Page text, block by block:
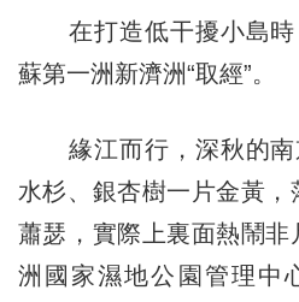
在打造低干擾小島時
蘇第一洲新濟洲“取經”。
緣江而行，深秋的南
水杉、銀杏樹一片金黃，
蕭瑟，實際上裏面熱鬧非
洲國家濕地公園管理中